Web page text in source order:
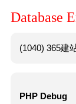
Database
(1040) 365建
PHP Debug